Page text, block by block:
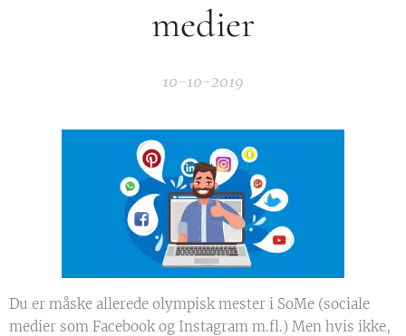
medier
10-10-2019
Du er måske allerede olympisk mester i SoMe (sociale
medier som Facebook og Instagram m.fl.) Men hvis ikke,